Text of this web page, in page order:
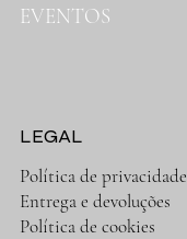
EVENTOS
Política de privacidade
Entrega e devoluções
Política de cookies
LEGAL